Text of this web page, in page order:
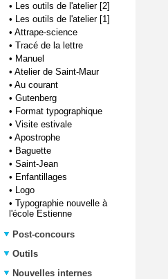
• Les outils de l'atelier [2]
• Les outils de l'atelier [1]
• Attrape-science
• Tracé de la lettre
• Manuel
• Atelier de Saint-Maur
• Au courant
• Gutenberg
• Format typographique
• Visite estivale
• Apostrophe
• Baguette
• Saint-Jean
• Enfantillages
• Logo
• Typographie nouvelle à
l'école Estienne
Post-concours
Outils
Nouvelles internes